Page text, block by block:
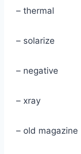
– thermal
– solarize
– negative
– xray
– old magazine